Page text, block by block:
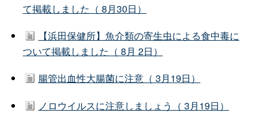
て掲載しました（ 8月30日）
【浜田保健所】魚介類の寄生虫による食中毒に
ついて掲載しました（ 8月 2日）
腸管出血性大腸菌に注意（ 3月19日）
ノロウイルスに注意しましょう（ 3月19日）